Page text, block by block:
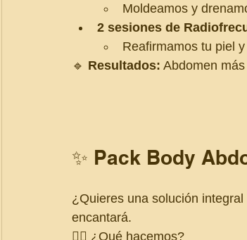
Moldeamos y
2 sesiones de
Reafirmamos tu piel
🔹 Resultados: Abdomen
✨ Pack Body
¿Quieres una solución
encantará.
💆‍♀️ ¿Qué hacemos?